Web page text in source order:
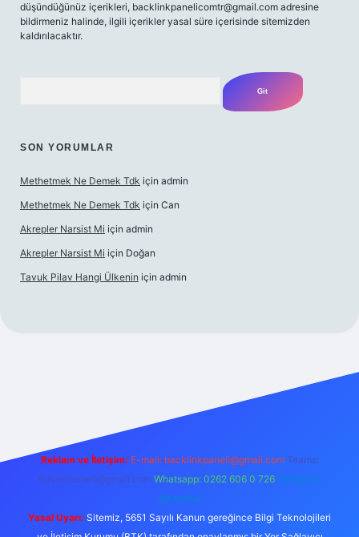
düşündüğünüz içerikleri, backlinkpanelicomtr@gmail.com adresine
bildirmeniz halinde, ilgili içerikler yasal süre içerisinde sitemizden
kaldırılacaktır.
SON YORUMLAR
Methetmek Ne Demek Tdk için admin
Methetmek Ne Demek Tdk için Can
Akrepler Narsist Mi için admin
Akrepler Narsist Mi için Doğan
Tavuk Pilav Hangi Ülkenin için admin
Reklam ve İletişim: E-mail: backlinkpaneli@gmail.com Teams:
forumhizmeti@gmail.com Whatsapp: 0262 606 0 726 Telegram:
@karabul
Yasal Uyarı: Sitemiz, 5651 Sayılı Kanun gereğince Bilgi Teknolojileri